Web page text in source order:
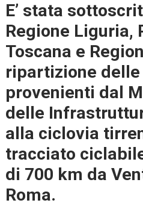
E’ stata
Regione Liguria,
Toscana e
ripartizione
provenienti dal
delle
alla ciclovia
tracciato
di 700 km da
Roma.